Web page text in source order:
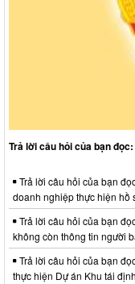
Trả lời câu hỏi của bạn
Trả lời câu hỏi của bạn
doanh nghiệp thực hiện hồ
Trả lời câu hỏi của bạn
không còn thông tin người
Trả lời câu hỏi của bạn
thực hiện Dự án Khu tái